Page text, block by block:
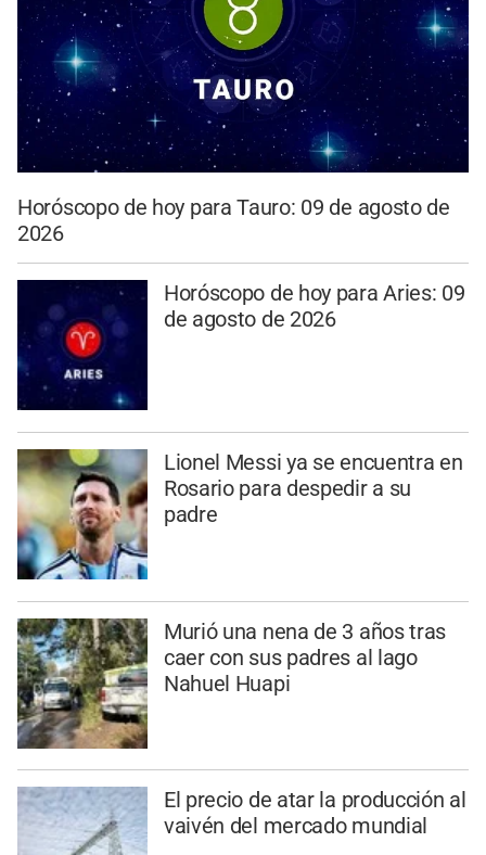
Horóscopo de hoy para Tauro: 09 de agosto de
2026
Horóscopo de hoy para Aries: 09
de agosto de 2026
Lionel Messi ya se encuentra en
Rosario para despedir a su
padre
Murió una nena de 3 años tras
caer con sus padres al lago
Nahuel Huapi
El precio de atar la producción al
vaivén del mercado mundial